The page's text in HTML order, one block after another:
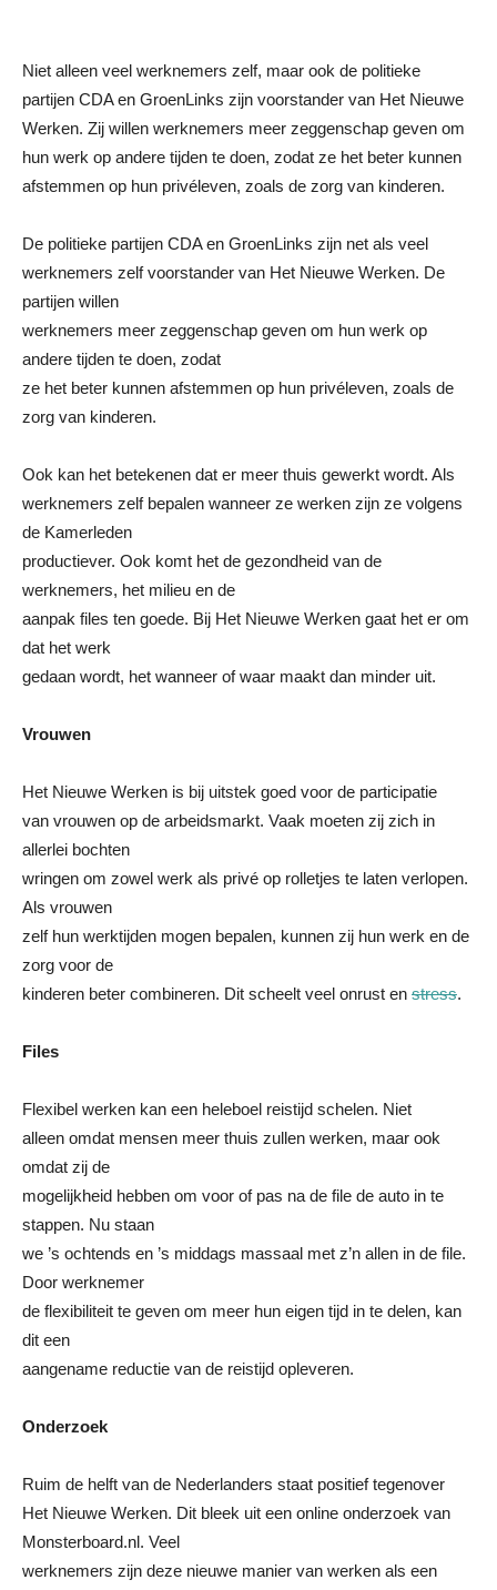
Niet alleen veel werknemers zelf, maar ook de politieke
partijen CDA en GroenLinks zijn voorstander van Het Nieuwe
Werken. Zij willen werknemers meer zeggenschap geven om
hun werk op andere tijden te doen, zodat ze het beter kunnen
afstemmen op hun privéleven, zoals de zorg van kinderen.
De politieke partijen CDA en GroenLinks zijn net als veel
werknemers zelf voorstander van Het Nieuwe Werken. De
partijen willen
werknemers meer zeggenschap geven om hun werk op
andere tijden te doen, zodat
ze het beter kunnen afstemmen op hun privéleven, zoals de
zorg van kinderen.
Ook kan het betekenen dat er meer thuis gewerkt wordt. Als
werknemers zelf bepalen wanneer ze werken zijn ze volgens
de Kamerleden
productiever. Ook komt het de gezondheid van de
werknemers, het milieu en de
aanpak files ten goede. Bij Het Nieuwe Werken gaat het er om
dat het werk
gedaan wordt, het wanneer of waar maakt dan minder uit.
Vrouwen
Het Nieuwe Werken is bij uitstek goed voor de participatie
van vrouwen op de arbeidsmarkt. Vaak moeten zij zich in
allerlei bochten
wringen om zowel werk als privé op rolletjes te laten verlopen.
Als vrouwen
zelf hun werktijden mogen bepalen, kunnen zij hun werk en de
zorg voor de
kinderen beter combineren. Dit scheelt veel onrust en stress.
Files
Flexibel werken kan een heleboel reistijd schelen. Niet
alleen omdat mensen meer thuis zullen werken, maar ook
omdat zij de
mogelijkheid hebben om voor of pas na de file de auto in te
stappen. Nu staan
we ’s ochtends en ’s middags massaal met z’n allen in de file.
Door werknemer
de flexibiliteit te geven om meer hun eigen tijd in te delen, kan
dit een
aangename reductie van de reistijd opleveren.
Onderzoek
Ruim de helft van de Nederlanders staat positief tegenover
Het Nieuwe Werken. Dit bleek uit een online onderzoek van
Monsterboard.nl. Veel
werknemers zijn deze nieuwe manier van werken als een